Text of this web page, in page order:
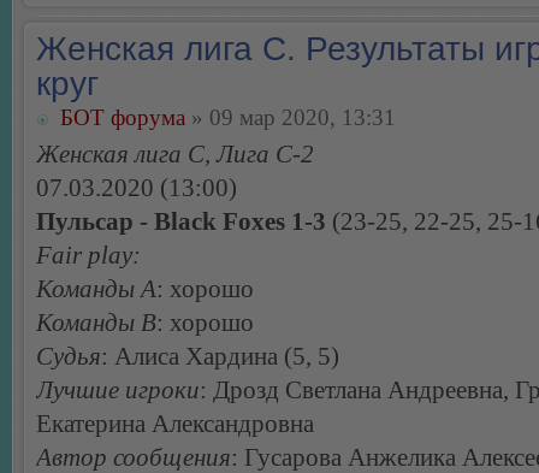
Женская лига С. Результаты
круг
БОТ форума » 09 мар 2020, 13:31
Женская лига С, Лига С-2
07.03.2020 (13:00)
Пульсар - Black Foxes 1-3 (23-25, 22-25, 25-
Fair play:
Команды А: хорошо
Команды В: хорошо
Судья: Алиса Хардина (5, 5)
Лучшие игроки: Дрозд Светлана Андреевна,
Екатерина Александровна
Автор сообщения: Гусарова Анжелика